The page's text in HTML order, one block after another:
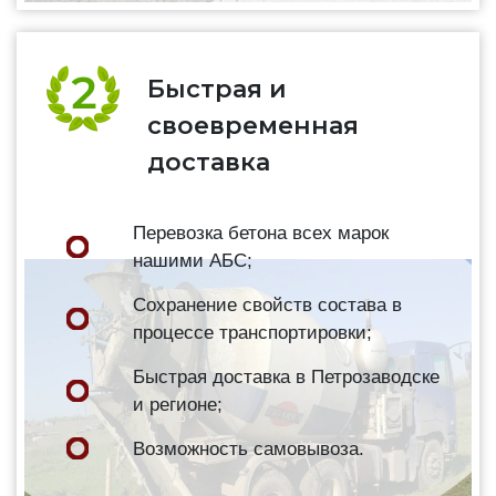
Быстрая и
своевременная
доставка
Перевозка бетона всех марок
нашими АБС;
Сохранение свойств состава в
процессе транспортировки;
Быстрая доставка в Петрозаводске
и регионе;
Возможность самовывоза.